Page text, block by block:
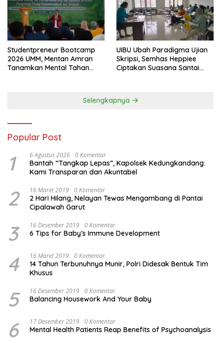
Studentpreneur Bootcamp
2026 UMM, Mentan Amran
Tanamkan Mental Tahan
UIBU Ubah Paradigma Ujian
Skripsi, Semhas Heppiee
Ciptakan Suasana Santai
Selengkapnya
Popular Post
1 6 Agustus 2026 0 Komentar
Bantah “Tangkap Lepas”, Kapolsek Kedungkandang:
Kami Transparan dan Akuntabel
2 16 Maret 2019 0 Komentar
2 Hari Hilang, Nelayan Tewas Mengambang di Pantai
Cipalawah Garut
3 16 Desember 2019 0 Komentar
6 Tips for Baby’s Immune Development
4 16 Maret 2019 0 Komentar
14 Tahun Terbunuhnya Munir, Polri Didesak Bentuk Tim
Khusus
5 16 Desember 2019 0 Komentar
Balancing Housework And Your Baby
6 17 Desember 2019 0 Komentar
Mental Health Patients Reap Benefits of Psychoanalysis